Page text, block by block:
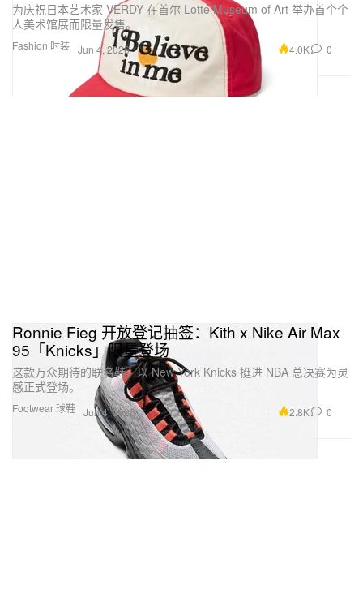
Fashion 时装
为庆祝日本艺术家 VERDY 在首尔 Lotte Museum of Art 举办首个个
人美术馆展而限量发售。
Jun 4, 2026 4.0K 0
Footwear 球鞋
Ronnie Fieg 开放登记抽签：Kith x Nike Air Max
95「Knicks」限量登场
这款万众期待的联名鞋，以 New York Knicks 挺进 NBA 总决赛为灵
感正式登场。
Jun 4, 2026 2.8K 0